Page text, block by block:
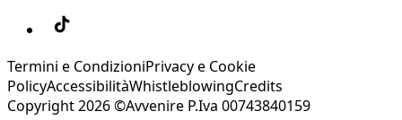
Termini e CondizioniPrivacy e Cookie
PolicyAccessibilitàWhistleblowingCredits
Copyright 2026 ©Avvenire P.Iva 00743840159